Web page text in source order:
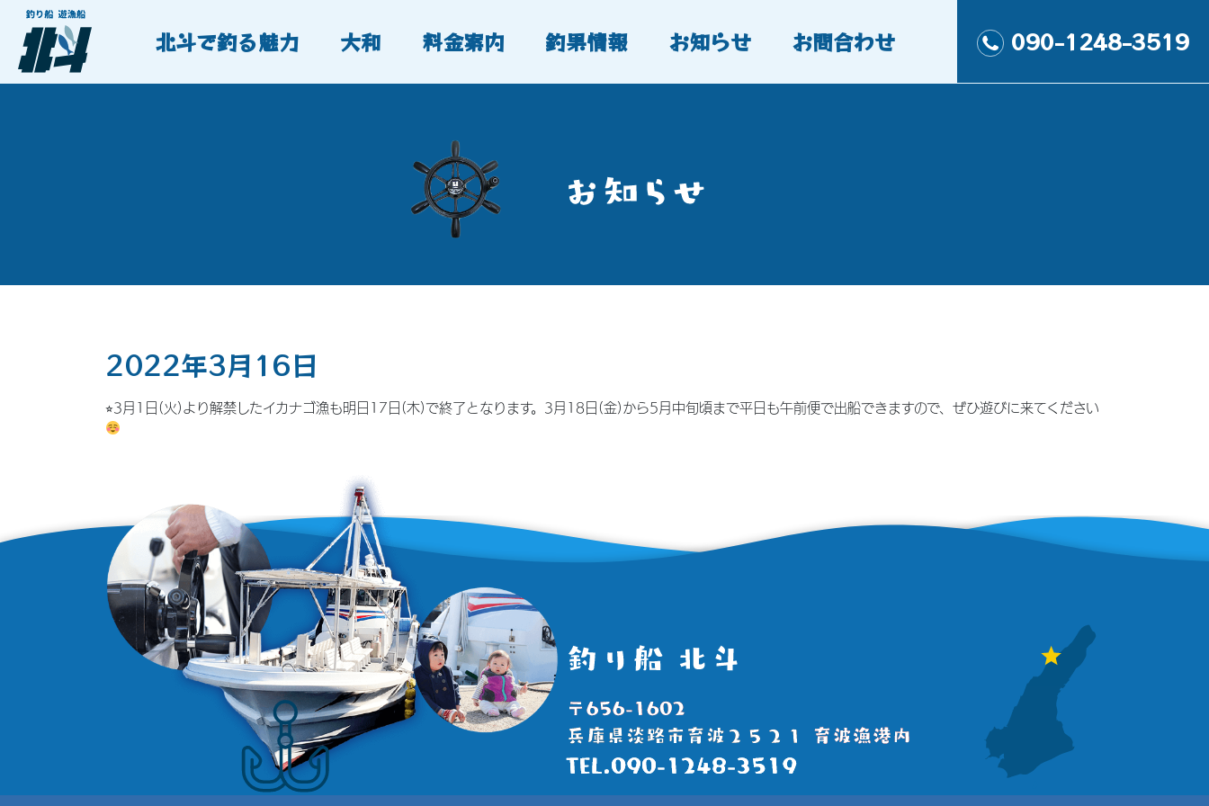
北斗で釣る魅力 大和 料金案内 釣果情報 お知らせ お問合わせ 090-1248-3519
2022年3月16日
⭐︎3月1日(火)より解禁したイカナゴ漁も明日17日(木)で終了となります。3月18日(金)から5月中旬頃まで平日も午前便で出船できますので、ぜひ遊びに来てください